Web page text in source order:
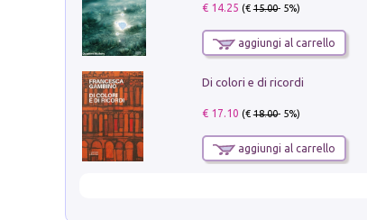
€ 14.25 (€15.00- 5%)
aggiungi al carrello
Di colori e di ricordi
€ 17.10 (€18.00- 5%)
aggiungi al carrello